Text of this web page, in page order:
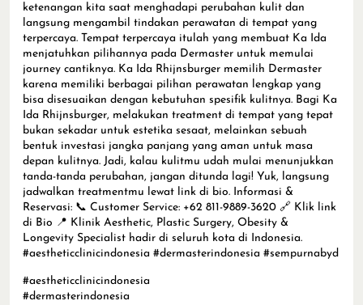
ketenangan kita saat menghadapi perubahan kulit dan
langsung mengambil tindakan perawatan di tempat yang
terpercaya. Tempat terpercaya itulah yang membuat Ka Ida
menjatuhkan pilihannya pada Dermaster untuk memulai
journey cantiknya. Ka Ida Rhijnsburger memilih Dermaster
karena memiliki berbagai pilihan perawatan lengkap yang
bisa disesuaikan dengan kebutuhan spesifik kulitnya. Bagi Ka
Ida Rhijnsburger, melakukan treatment di tempat yang tepat
bukan sekadar untuk estetika sesaat, melainkan sebuah
bentuk investasi jangka panjang yang aman untuk masa
depan kulitnya. Jadi, kalau kulitmu udah mulai menunjukkan
tanda-tanda perubahan, jangan ditunda lagi! Yuk, langsung
jadwalkan treatmentmu lewat link di bio. Informasi &
Reservasi: 📞 Customer Service: +62 811-9889-3620 🔗 Klik link
di Bio 📍 Klinik Aesthetic, Plastic Surgery, Obesity &
Longevity Specialist hadir di seluruh kota di Indonesia.
#aestheticclinicindonesia #dermasterindonesia #sempurnabyd
#aestheticclinicindonesia
#dermasterindonesia